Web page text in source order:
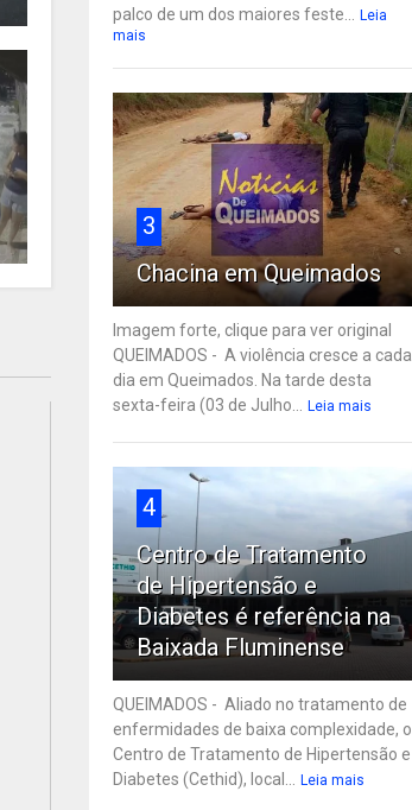
palco de um dos maiores feste...
Leia
mais
3
Chacina em Queimados
Imagem forte, clique para ver original
QUEIMADOS - A violência cresce a cada
dia em Queimados. Na tarde desta
sexta-feira (03 de Julho...
Leia mais
4
Centro de Tratamento
de Hipertensão e
Diabetes é referência na
Baixada Fluminense
QUEIMADOS - Aliado no tratamento de
enfermidades de baixa complexidade, o
Centro de Tratamento de Hipertensão e
Diabetes (Cethid), local...
Leia mais